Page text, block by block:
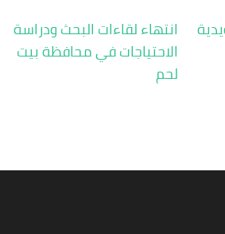
انتهاء لقاءات البحث ودراسة
الاحتياجات في محافظة بيت
لحم